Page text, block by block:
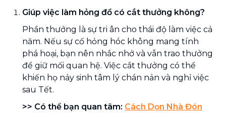
Giúp việc làm hỏng đồ có cắt thưởng không?
Phần thưởng là sự tri ân cho thái độ làm việc cả
năm. Nếu sự cố hỏng hóc không mang tính
phá hoại, bạn nên nhắc nhở và vẫn trao thưởng
để giữ mối quan hệ. Việc cắt thưởng có thể
khiến họ nảy sinh tâm lý chán nản và nghỉ việc
sau Tết.
>> Có thể bạn quan tâm: Cách Dọn Nhà Đón